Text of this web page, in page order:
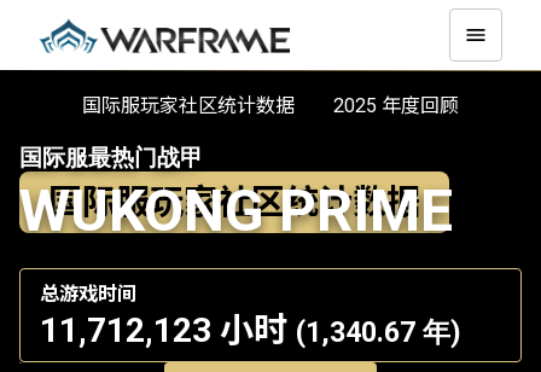
国际服玩家社区统计数据 2025 年度回顾
国际服玩家社区统计数据
国际服最热门战甲
WUKONG PRIME
总游戏时间
11,712,123 小时 (1,340.67 年)